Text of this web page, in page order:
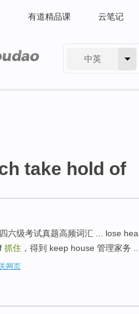
有道精品课 云笔记
中英
take hold of
六级考试真题高频词汇 ... lose
抓住 ，得到 keep house 管理家务
网页